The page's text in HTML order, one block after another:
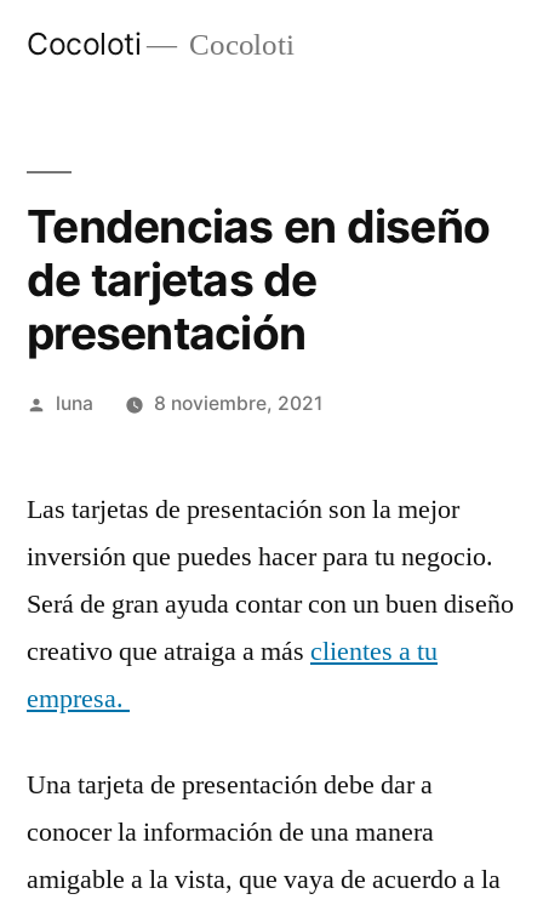
Cocoloti Cocoloti
Tendencias en diseño
de tarjetas de
presentación
Publicado
luna 8 noviembre, 2021
Las tarjetas de presentación son la mejor
inversión que puedes hacer para tu negocio.
Será de gran ayuda contar con un buen diseño
creativo que atraiga a más clientes a tu
empresa.
Una tarjeta de presentación debe dar a
conocer la información de una manera
amigable a la vista, que vaya de acuerdo a la